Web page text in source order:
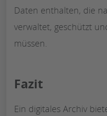
Daten enthalten, die
verwaltet, geschützt
müssen.
Fazit
Ein digitales Archiv